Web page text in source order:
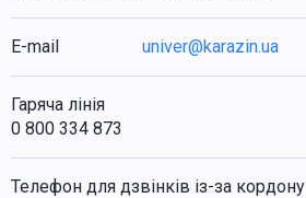
E-mail univer@karazin.ua
Гаряча лінія
0 800 334 873
Телефон для дзвінків із-за кордону